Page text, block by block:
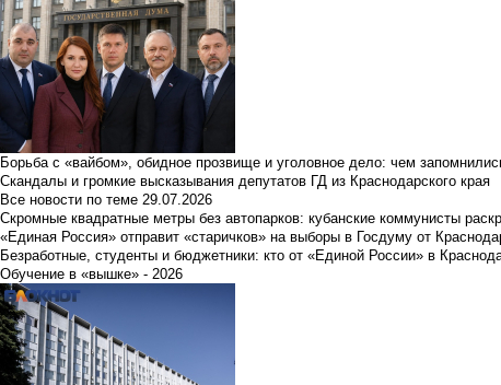
Борьба с «вайбом», обидное прозвище и уголовное дело: чем
Скандалы и громкие высказывания депутатов ГД из Краснодарского края
Все новости по теме 29.07.2026
Скромные квадратные метры без автопарков: кубанские коммунисты
«Единая Россия» отправит «старичков» на выборы в Госдуму от
Безработные, студенты и бюджетники: кто от «Единой России» в
Обучение в «вышке» - 2026